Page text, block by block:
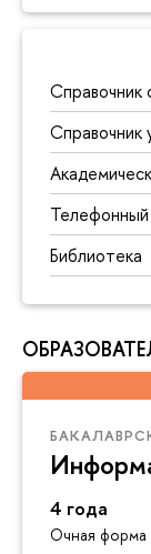
Справочник
Справочник
Библиотека
4 года
Очная форма